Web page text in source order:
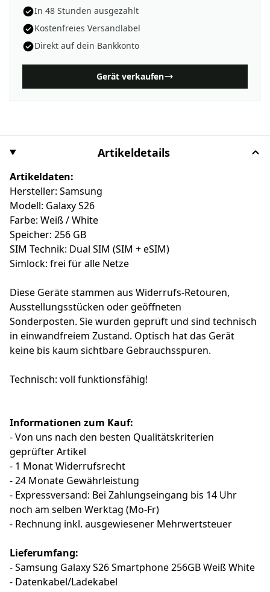
In 48 Stunden ausgezahlt
Kostenfreies Versandlabel
Direkt auf dein Bankkonto
Gerät verkaufen
Artikeldetails
Artikeldaten:
Hersteller: Samsung
Modell: Galaxy S26
Farbe: Weiß / White
Speicher: 256 GB
SIM Technik: Dual SIM (SIM + eSIM)
Simlock: frei für alle Netze
Diese Geräte stammen aus Widerrufs-Retouren,
Ausstellungsstücken oder geöffneten
Sonderposten. Sie wurden geprüft und sind technisch
in einwandfreiem Zustand. Optisch hat das Gerät
keine bis kaum sichtbare Gebrauchsspuren.
Technisch: voll funktionsfähig!
Informationen zum Kauf:
- Von uns nach den besten Qualitätskriterien
geprüfter Artikel
- 1 Monat Widerrufsrecht
- 24 Monate Gewährleistung
- Expressversand: Bei Zahlungseingang bis 14 Uhr
noch am selben Werktag (Mo-Fr)
- Rechnung inkl. ausgewiesener Mehrwertsteuer
Lieferumfang:
- Samsung Galaxy S26 Smartphone 256GB Weiß White
- Datenkabel/Ladekabel